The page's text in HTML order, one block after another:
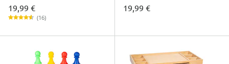
19,99 €
(16)
19,99 €